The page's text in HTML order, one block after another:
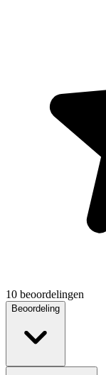
10 beoordelingen
Beoordeling